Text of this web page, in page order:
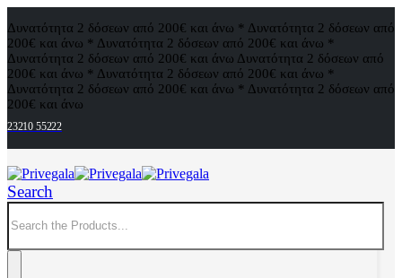
Δυνατότητα 2 δόσεων από 200€ και άνω * Δυνατότητα 2 δόσεων από
200€ και άνω * Δυνατότητα 2 δόσεων από 200€ και άνω *
Δυνατότητα 2 δόσεων από 200€ και άνω Δυνατότητα 2 δόσεων από
200€ και άνω * Δυνατότητα 2 δόσεων από 200€ και άνω *
Δυνατότητα 2 δόσεων από 200€ και άνω * Δυνατότητα 2 δόσεων από
200€ και άνω
23210 55222
Search